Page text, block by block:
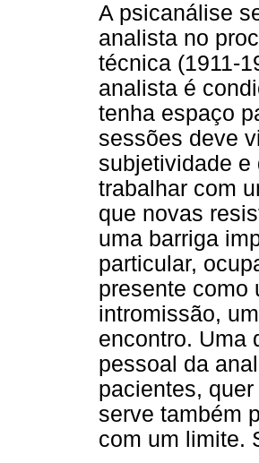
A psicanálise
analista no
técnica (1911-
analista é
tenha espaço
sessões deve
subjetividade e
trabalhar com
que novas
uma barriga
particular,
presente como
intromissão,
encontro. Uma
pessoal da
pacientes,
serve também
com um limite.